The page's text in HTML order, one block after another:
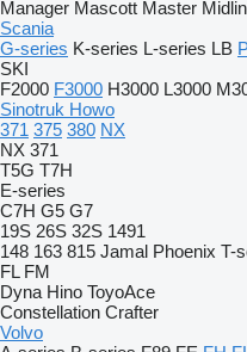
Manager Mascott Master
Scania
G-series K-series L-series LB
SKI
F2000 F3000 H3000 L3000
Sinotruk Howo
371 375 380 NX
NX 371
T5G T7H
E-series
C7H G5 G7
19S 26S 32S 1491
148 163 815 Jamal Phoenix T-
FL FM
Dyna Hino ToyoAce
Constellation Crafter
Volvo